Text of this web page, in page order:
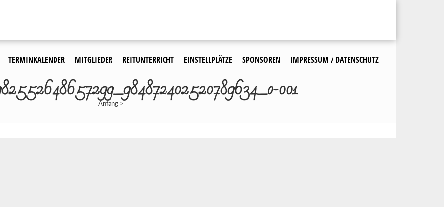
TERMINKALENDER MITGLIEDER REITUNTERRICHT EINSTELLPLÄTZE SPONSOREN IMPRESSUM / DATENSCHUTZ
001
Anfang >